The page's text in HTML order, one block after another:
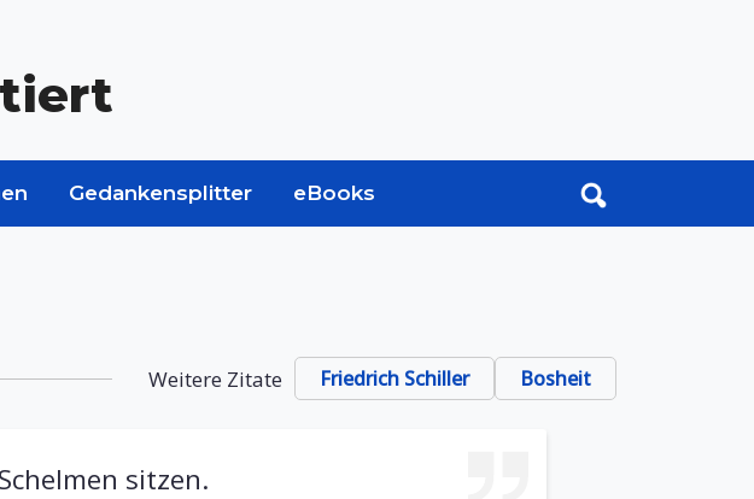
Gedankensplitter eBooks
Weitere Zitate Friedrich Schiller Bosheit
sitzen.